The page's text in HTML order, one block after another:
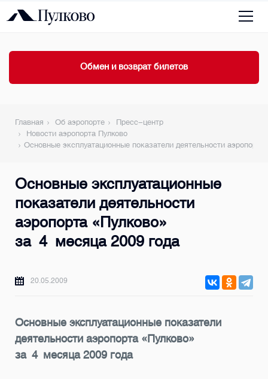
Обмен и возврат билетов
Главная Об аэропорте
Пресс-центр
Новости аэропорта Пулково
Основные эксплуатационные показатели деятельности
Основные эксплуатационные
показатели деятельности
аэропорта «Пулково»
за 4 месяца 2009 года
20.05.2009
Основные эксплуатационные показатели
деятельности аэропорта «Пулково»
за 4 месяца 2009 года